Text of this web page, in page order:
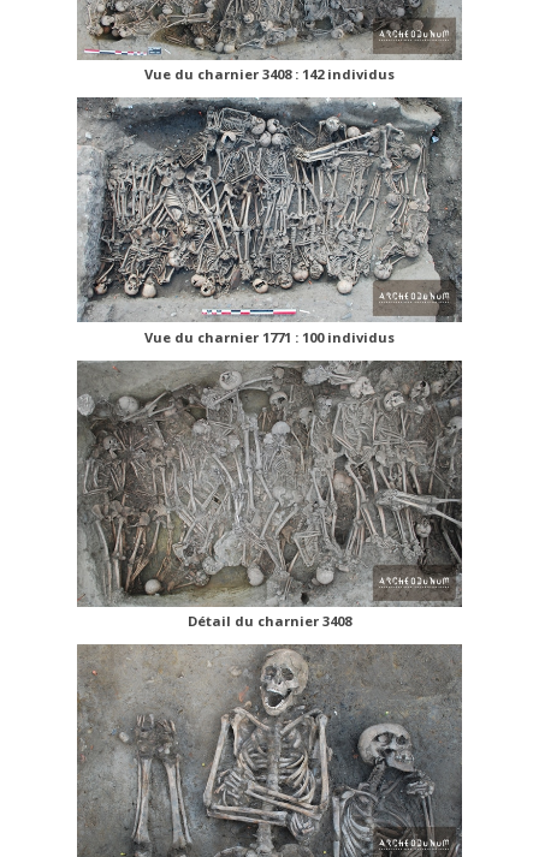
Vue du charnier 3408 : 142 individus
Vue du charnier 1771 : 100 individus
Détail du charnier 3408